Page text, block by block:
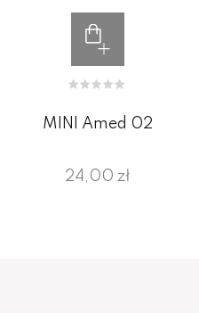
MINI Amed 02
24,00 zł